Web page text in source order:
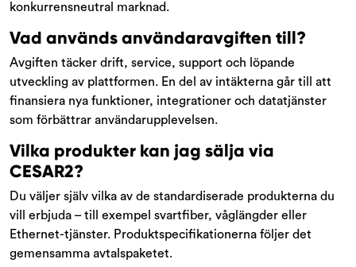
konkurrensneutral marknad.
Vad används användaravgiften till?
Avgiften täcker drift, service, support och löpande
utveckling av plattformen. En del av intäkterna går till att
finansiera nya funktioner, integrationer och datatjänster
som förbättrar användarupplevelsen.
Vilka produkter kan jag sälja via
CESAR2?
Du väljer själv vilka av de standardiserade produkterna du
vill erbjuda – till exempel svartfiber, våglängder eller
Ethernet-tjänster. Produktspecifikationerna följer det
gemensamma avtalspaketet.